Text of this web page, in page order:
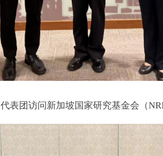
代表团访问新加坡国家研究基金会（